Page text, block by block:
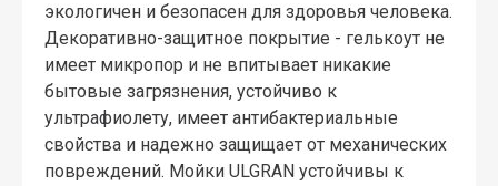
экологичен и безопасен для здоровья человека.
Декоративно-защитное покрытие - гелькоут не
имеет микропор и не впитывает никакие
бытовые загрязнения, устойчиво к
ультрафиолету, имеет антибактериальные
свойства и надежно защищает от механических
повреждений. Мойки ULGRAN устойчивы к